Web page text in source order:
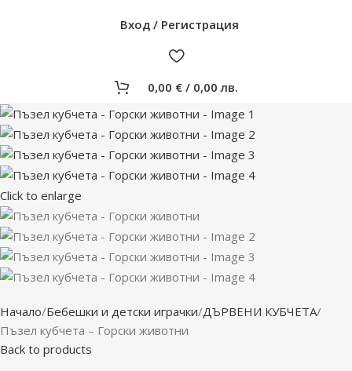
Вход / Регистрация
0,00 € / 0,00 лв.
Click to enlarge
Начало Бебешки и детски играчки ДЪРВЕНИ КУБЧЕТА
Пъзел кубчета – Горски животни
Back to products